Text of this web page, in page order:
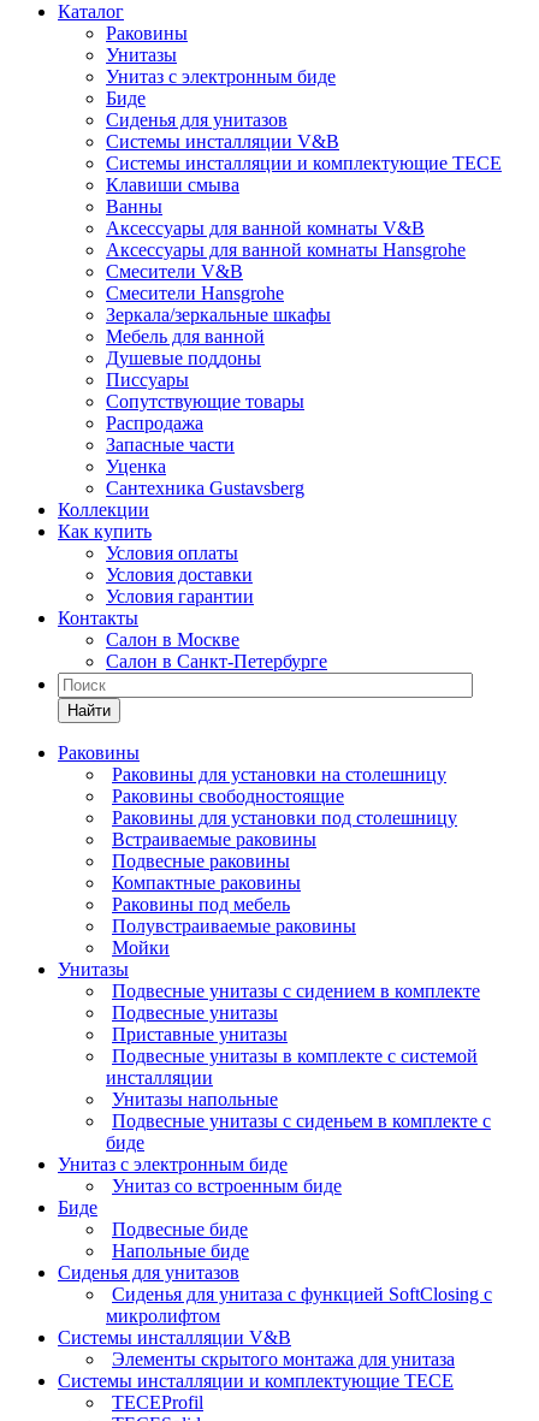
Каталог
Раковины
Унитазы
Унитаз с электронным биде
Биде
Сиденья для унитазов
Системы инсталляции V&B
Системы инсталляции и комплектующие TECE
Клавиши смыва
Ванны
Аксессуары для ванной комнаты V&B
Аксессуары для ванной комнаты Hansgrohe
Смесители V&B
Смесители Hansgrohe
Зеркала/зеркальные шкафы
Мебель для ванной
Душевые поддоны
Писсуары
Сопутствующие товары
Распродажа
Запасные части
Уценка
Сантехника Gustavsberg
Коллекции
Как купить
Условия оплаты
Условия доставки
Условия гарантии
Контакты
Салон в Москве
Салон в Санкт-Петербурге
Найти
Раковины
Раковины для установки на столешницу
Раковины свободностоящие
Раковины для установки под столешницу
Встраиваемые раковины
Подвесные раковины
Компактные раковины
Раковины под мебель
Полувстраиваемые раковины
Мойки
Унитазы
Подвесные унитазы с сидением в комплекте
Подвесные унитазы
Приставные унитазы
Подвесные унитазы в комплекте с системой
инсталляции
Унитазы напольные
Подвесные унитазы с сиденьем в комплекте с
биде
Унитаз с электронным биде
Унитаз со встроенным биде
Биде
Подвесные биде
Напольные биде
Сиденья для унитазов
Сиденья для унитаза с функцией SoftClosing с
микролифтом
Системы инсталляции V&B
Элементы скрытого монтажа для унитаза
Системы инсталляции и комплектующие TECE
TECEProfil